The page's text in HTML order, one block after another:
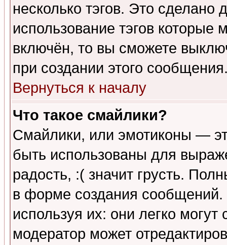
несколько тэгов. Это сделано
использование тэгов
включён, то вы сможете
при создании этого
Вернуться к началу
Что такое смайлики?
Смайлики, или эмотиконы —
быть использованы для
радость, :( значит грусть.
в форме создания сообщений.
используя их: они легко
модератор может